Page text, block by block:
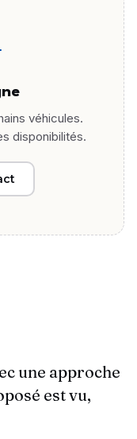
véhicules.
disponibilités.
une approche
est vu,